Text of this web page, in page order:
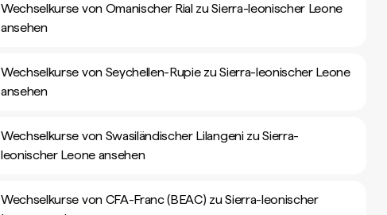
Wechselkurse von Omanischer Rial zu Sierra-leonischer Leone
ansehen
Wechselkurse von Seychellen-Rupie zu Sierra-leonischer Leone
ansehen
Wechselkurse von Swasiländischer Lilangeni zu Sierra-
leonischer Leone ansehen
Wechselkurse von CFA-Franc (BEAC) zu Sierra-leonischer